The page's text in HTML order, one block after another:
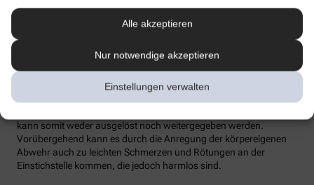
Alle akzeptieren
Nur notwendige akzeptieren
Einstellungen verwalten
der Freigabe stetig weiter beobachtet.
Die Grippeimpfung ist in aller Regel gut verträglich. In den ersten
Frösteln oder Kopf- und Gliederschmerzen auftreten, die aber
meist binnen weniger Tage wieder abklingen. Mit einer Grippe
haben die Symptome allerdings nichts zu tun. Denn üblicherweise
kann somit weder ausgelöst noch weitergegeben werden.
Vorübergehend kann es durch die Anregung der körpereigenen
Abwehr auch zu leichten Schmerzen und Rötungen an der
Einstichstelle kommen, die jedoch harmlos sind.